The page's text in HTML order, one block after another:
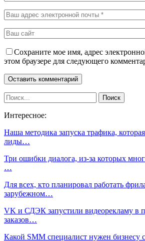
Сохраните мое имя, адрес
этом браузере для следующего
Интересное:
Наша методика запуска трафика,
лиды…
Три ошибки диалога, из-за которых
…
Для всех, кто планировал работать
зарубежном…
VK и СДЭК запустили видеорекламу в
заказов…
Какой SMM специалист нужен бизнесу